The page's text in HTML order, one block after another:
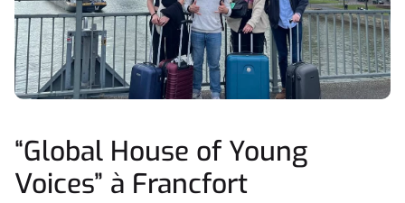
“Global House of Young
Voices” à Francfort